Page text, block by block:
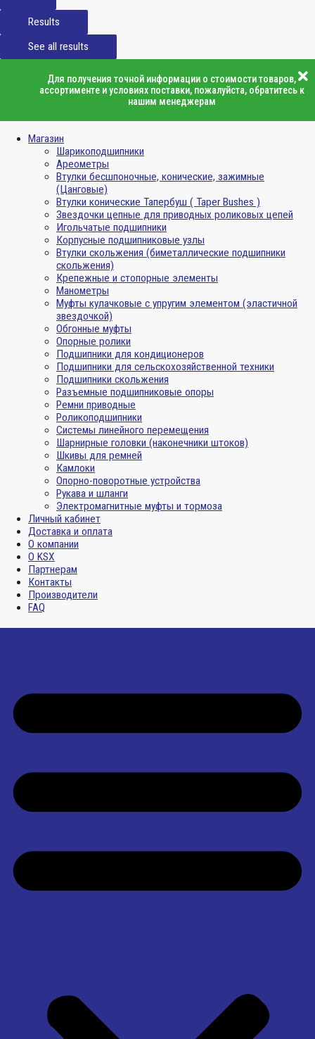
Results
See all results
Для получения точной информации о стоимости товаров,
ассортименте и условиях поставки, пожалуйста, обратитесь к
нашим менеджерам
Магазин
Шарикоподшипники
Ареометры
Втулки бесшпоночные, конические, зажимные
(Цанговые)
Втулки конические Тапербуш ( Taper Bushes )
Звездочки цепные для приводных роликовых цепей
Игольчатые подшипники
Корпусные подшипниковые узлы
Втулки скольжения (биметаллические подшипники
скольжения)
Крепежные и стопорные элементы
Манометры
Муфты кулачковые с упругим элементом (эластичной
звездочкой)
Обгонные муфты
Опорные ролики
Подшипники для кондиционеров
Подшипники для сельскохозяйственной техники
Подшипники скольжения
Разъемные подшипниковые опоры
Ремни приводные
Роликоподшипники
Системы линейного перемещения
Шарнирные головки (наконечники штоков)
Шкивы для ремней
Камлоки
Опорно-поворотные устройства
Рукава и шланги
Электромагнитные муфты и тормоза
Личный кабинет
Доставка и оплата
О компании
О KSX
Партнерам
Контакты
Производители
FAQ